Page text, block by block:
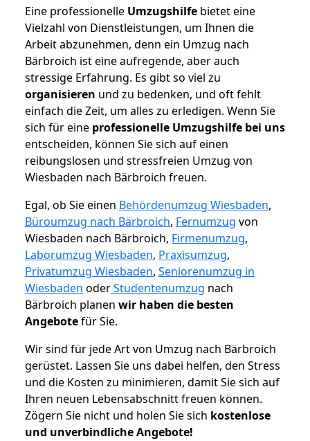
Eine professionelle Umzugshilfe bietet eine
Vielzahl von Dienstleistungen, um Ihnen die
Arbeit abzunehmen, denn ein Umzug nach
Bärbroich ist eine aufregende, aber auch
stressige Erfahrung. Es gibt so viel zu
organisieren und zu bedenken, und oft fehlt
einfach die Zeit, um alles zu erledigen. Wenn Sie
sich für eine professionelle Umzugshilfe bei uns
entscheiden, können Sie sich auf einen
reibungslosen und stressfreien Umzug von
Wiesbaden nach Bärbroich freuen.
Egal, ob Sie einen Behördenumzug Wiesbaden,
Büroumzug nach Bärbroich, Fernumzug von
Wiesbaden nach Bärbroich, Firmenumzug,
Laborumzug Wiesbaden, Praxisumzug,
Privatumzug Wiesbaden, Seniorenumzug in
Wiesbaden oderStudentenumzug nach
Bärbroich planen wir haben die besten
Angebotefür Sie.
Wir sind für jede Art von Umzug nach Bärbroich
gerüstet. Lassen Sie uns dabei helfen, den Stress
und die Kosten zu minimieren, damit Sie sich auf
Ihren neuen Lebensabschnitt freuen können.
Zögern Sie nicht und holen Sie sich kostenlose
und unverbindliche Angebote!